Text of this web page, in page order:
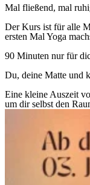
Mal fließend, mal
Der Kurs ist für alle
ersten Mal Yoga
90 Minuten nur für
Du, deine Matte und
Eine kleine Auszeit
um dir selbst den